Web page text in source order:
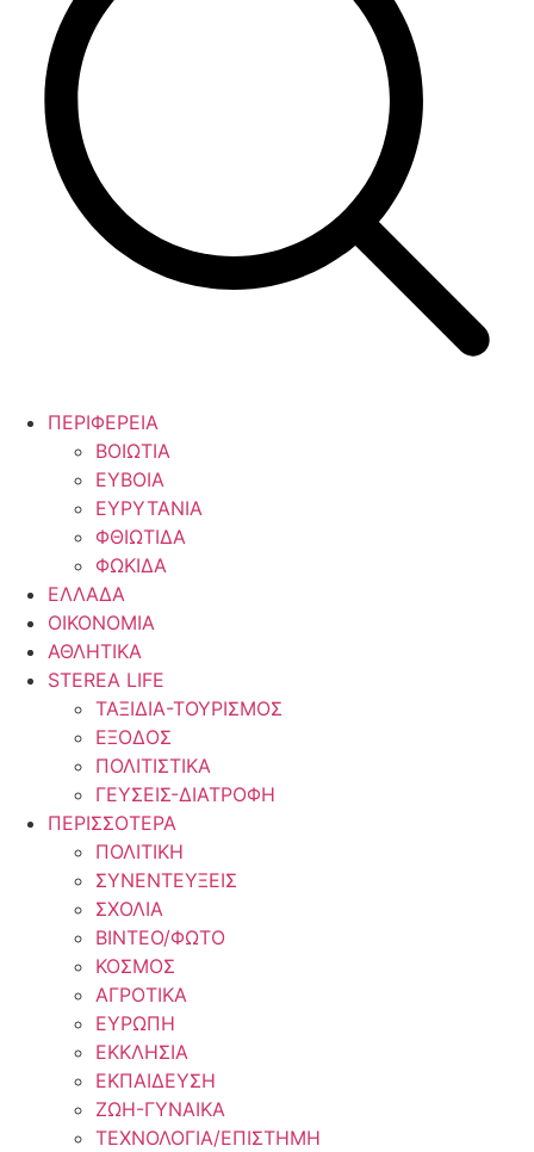
ΠΕΡΙΦΕΡΕΙΑ
ΒΟΙΩΤΙΑ
ΕΥΒΟΙΑ
ΕΥΡΥΤΑΝΙΑ
ΦΘΙΩΤΙΔΑ
ΦΩΚΙΔΑ
ΕΛΛΑΔΑ
ΟΙΚΟΝΟΜΙΑ
ΑΘΛΗΤΙΚΑ
STEREA LIFE
ΤΑΞΙΔΙΑ-ΤΟΥΡΙΣΜΟΣ
ΕΞΟΔΟΣ
ΠΟΛΙΤΙΣΤΙΚΑ
ΓΕΥΣΕΙΣ-ΔΙΑΤΡΟΦΗ
ΠΕΡΙΣΣΟΤΕΡΑ
ΠΟΛΙΤΙΚΗ
ΣΥΝΕΝΤΕΥΞΕΙΣ
ΣΧΟΛΙΑ
ΒΙΝΤΕΟ/ΦΩΤΟ
ΚΟΣΜΟΣ
ΑΓΡΟΤΙΚΑ
ΕΥΡΩΠΗ
ΕΚΚΛΗΣΙΑ
ΕΚΠΑΙΔΕΥΣΗ
ΖΩΗ-ΓΥΝΑΙΚΑ
ΤΕΧΝΟΛΟΓΙΑ/ΕΠΙΣΤΗΜΗ